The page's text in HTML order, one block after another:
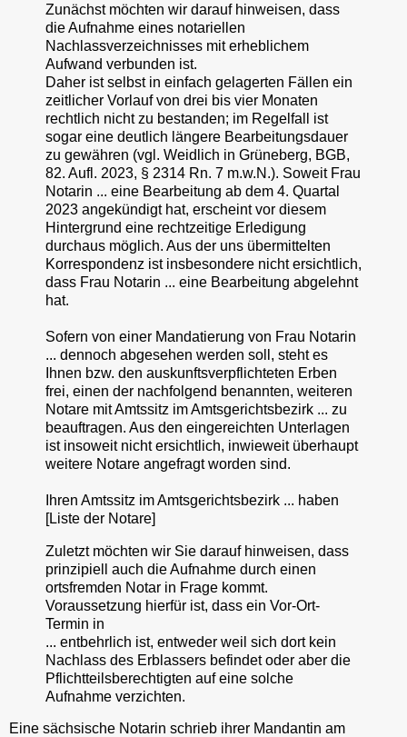
Zunächst möchten wir darauf hinweisen, dass
die Aufnahme eines notariellen
Nachlassverzeichnisses mit erheblichem
Aufwand verbunden ist.
Daher ist selbst in einfach gelagerten Fällen ein
zeitlicher Vorlauf von drei bis vier Monaten
rechtlich nicht zu bestanden; im Regelfall ist
sogar eine deutlich längere Bearbeitungsdauer
zu gewähren (vgl. Weidlich in Grüneberg, BGB,
82. Aufl. 2023, § 2314 Rn. 7 m.w.N.). Soweit Frau
Notarin ... eine Bearbeitung ab dem 4. Quartal
2023 angekündigt hat, erscheint vor diesem
Hintergrund eine rechtzeitige Erledigung
durchaus möglich. Aus der uns übermittelten
Korrespondenz ist insbesondere nicht ersichtlich,
dass Frau Notarin ... eine Bearbeitung abgelehnt
hat.
Sofern von einer Mandatierung von Frau Notarin
... dennoch abgesehen werden soll, steht es
Ihnen bzw. den auskunftsverpflichteten Erben
frei, einen der nachfolgend benannten, weiteren
Notare mit Amtssitz im Amtsgerichtsbezirk ... zu
beauftragen. Aus den eingereichten Unterlagen
ist insoweit nicht ersichtlich, inwieweit überhaupt
weitere Notare angefragt worden sind.
Ihren Amtssitz im Amtsgerichtsbezirk ... haben
[Liste der Notare]
Zuletzt möchten wir Sie darauf hinweisen, dass
prinzipiell auch die Aufnahme durch einen
ortsfremden Notar in Frage kommt.
Voraussetzung hierfür ist, dass ein Vor-Ort-
Termin in
... entbehrlich ist, entweder weil sich dort kein
Nachlass des Erblassers befindet oder aber die
Pflichtteilsberechtigten auf eine solche
Aufnahme verzichten.
Eine sächsische Notarin schrieb ihrer Mandantin am